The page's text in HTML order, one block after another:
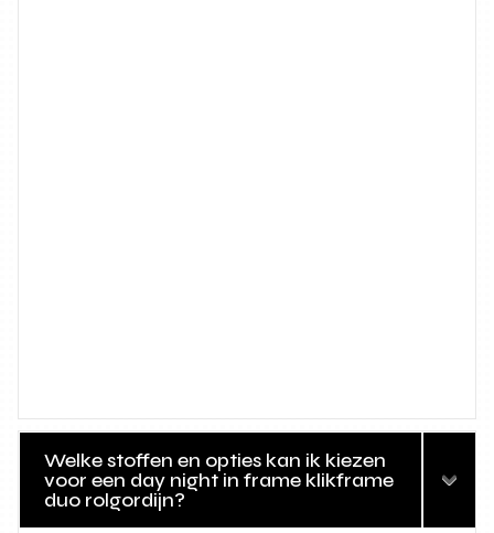
Welke stoffen en opties kan ik kiezen
voor een day night in frame klikframe
duo rolgordijn?